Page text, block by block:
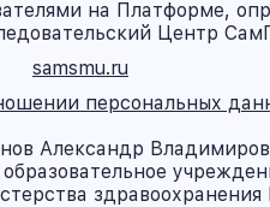
на Платформе,
Центр
samsmu.ru
персональных
Александр